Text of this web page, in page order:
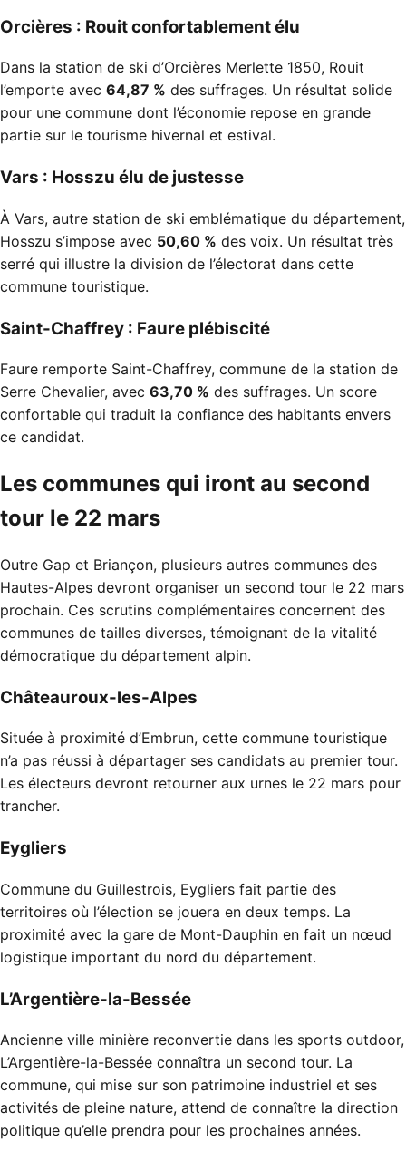
Orcières : Rouit confortablement élu
Dans la station de ski d’Orcières Merlette 1850, Rouit
l’emporte avec 64,87 % des suffrages. Un résultat solide
pour une commune dont l’économie repose en grande
partie sur le tourisme hivernal et estival.
Vars : Hosszu élu de justesse
À Vars, autre station de ski emblématique du département,
Hosszu s’impose avec 50,60 % des voix. Un résultat très
serré qui illustre la division de l’électorat dans cette
commune touristique.
Saint-Chaffrey : Faure plébiscité
Faure remporte Saint-Chaffrey, commune de la station de
Serre Chevalier, avec 63,70 % des suffrages. Un score
confortable qui traduit la confiance des habitants envers
ce candidat.
Les communes qui iront au second
tour le 22 mars
Outre Gap et Briançon, plusieurs autres communes des
Hautes-Alpes devront organiser un second tour le 22 mars
prochain. Ces scrutins complémentaires concernent des
communes de tailles diverses, témoignant de la vitalité
démocratique du département alpin.
Châteauroux-les-Alpes
Située à proximité d’Embrun, cette commune touristique
n’a pas réussi à départager ses candidats au premier tour.
Les électeurs devront retourner aux urnes le 22 mars pour
trancher.
Eygliers
Commune du Guillestrois, Eygliers fait partie des
territoires où l’élection se jouera en deux temps. La
proximité avec la gare de Mont-Dauphin en fait un nœud
logistique important du nord du département.
L’Argentière-la-Bessée
Ancienne ville minière reconvertie dans les sports outdoor,
L’Argentière-la-Bessée connaîtra un second tour. La
commune, qui mise sur son patrimoine industriel et ses
activités de pleine nature, attend de connaître la direction
politique qu’elle prendra pour les prochaines années.